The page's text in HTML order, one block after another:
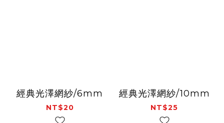
經典光澤網紗/6mm
NT$20
經典光澤網紗/10mm
NT$25